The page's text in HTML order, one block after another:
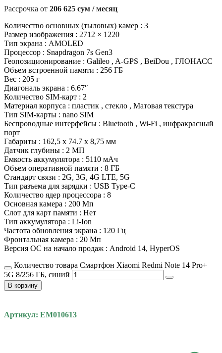
Рассрочка от 206 625 сум / месяц
Количество основных (тыловых) камер : 3
Размер изображения : 2712 × 1220
Тип экрана : AMOLED
Процессор : Snapdragon 7s Gen3
Геопозиционирование : Galileo , A-GPS , BeiDou , ГЛОНАСС
Объем встроенной памяти : 256 ГБ
Вес : 205 г
Диагональ экрана : 6.67″
Количество SIM-карт : 2
Материал корпуса : пластик , стекло , Матовая текстура
Тип SIM-карты : nano SIM
Беспроводные интерфейсы : Bluetooth , Wi-Fi , инфракрасный
порт
Габариты : 162,5 x 74.7 x 8,75 мм
Датчик глубины : 2 МП
Емкость аккумулятора : 5110 мАч
Объем оперативной памяти : 8 ГБ
Стандарт связи : 2G, 3G, 4G LTE, 5G
Тип разъема для зарядки : USB Type-C
Количество ядер процессора : 8
Основная камера : 200 Мп
Слот для карт памяти : Нет
Тип аккумулятора : Li-Ion
Частота обновления экрана : 120 Гц
Фронтальная камера : 20 Мп
Версия ОС на начало продаж : Android 14, HyperOS
Количество товара Смартфон Xiaomi Redmi Note 14 Pro+
5G 8/256 ГБ, синий
В корзину
Артикул: EM010613